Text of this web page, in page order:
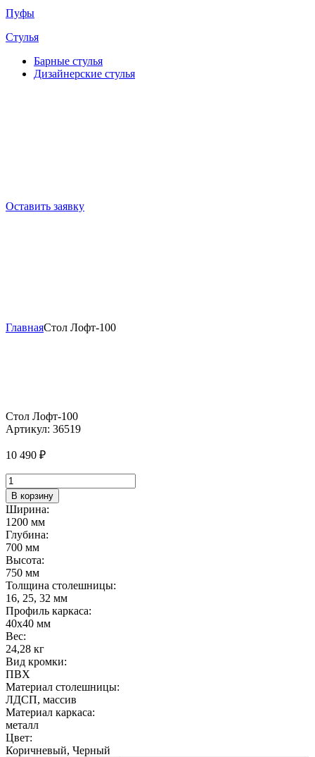
Пуфы
Стулья
Барные cтулья
Дизайнерские cтулья
Оставить заявку
ГлавнаяСтол Лофт-100
Стол Лофт-100
Артикул: 36519
10 490 ₽
Количество
товара
Стол
Лофт-100
В корзину
Ширина:
1200 мм
Глубина:
700 мм
Высота:
750 мм
Толщина столешницы:
16, 25, 32 мм
Профиль каркаса:
40х40 мм
Вес:
24,28 кг
Вид кромки:
ПВХ
Материал столешницы:
ЛДСП, массив
Материал каркаса:
металл
Цвет:
Коричневый, Черный